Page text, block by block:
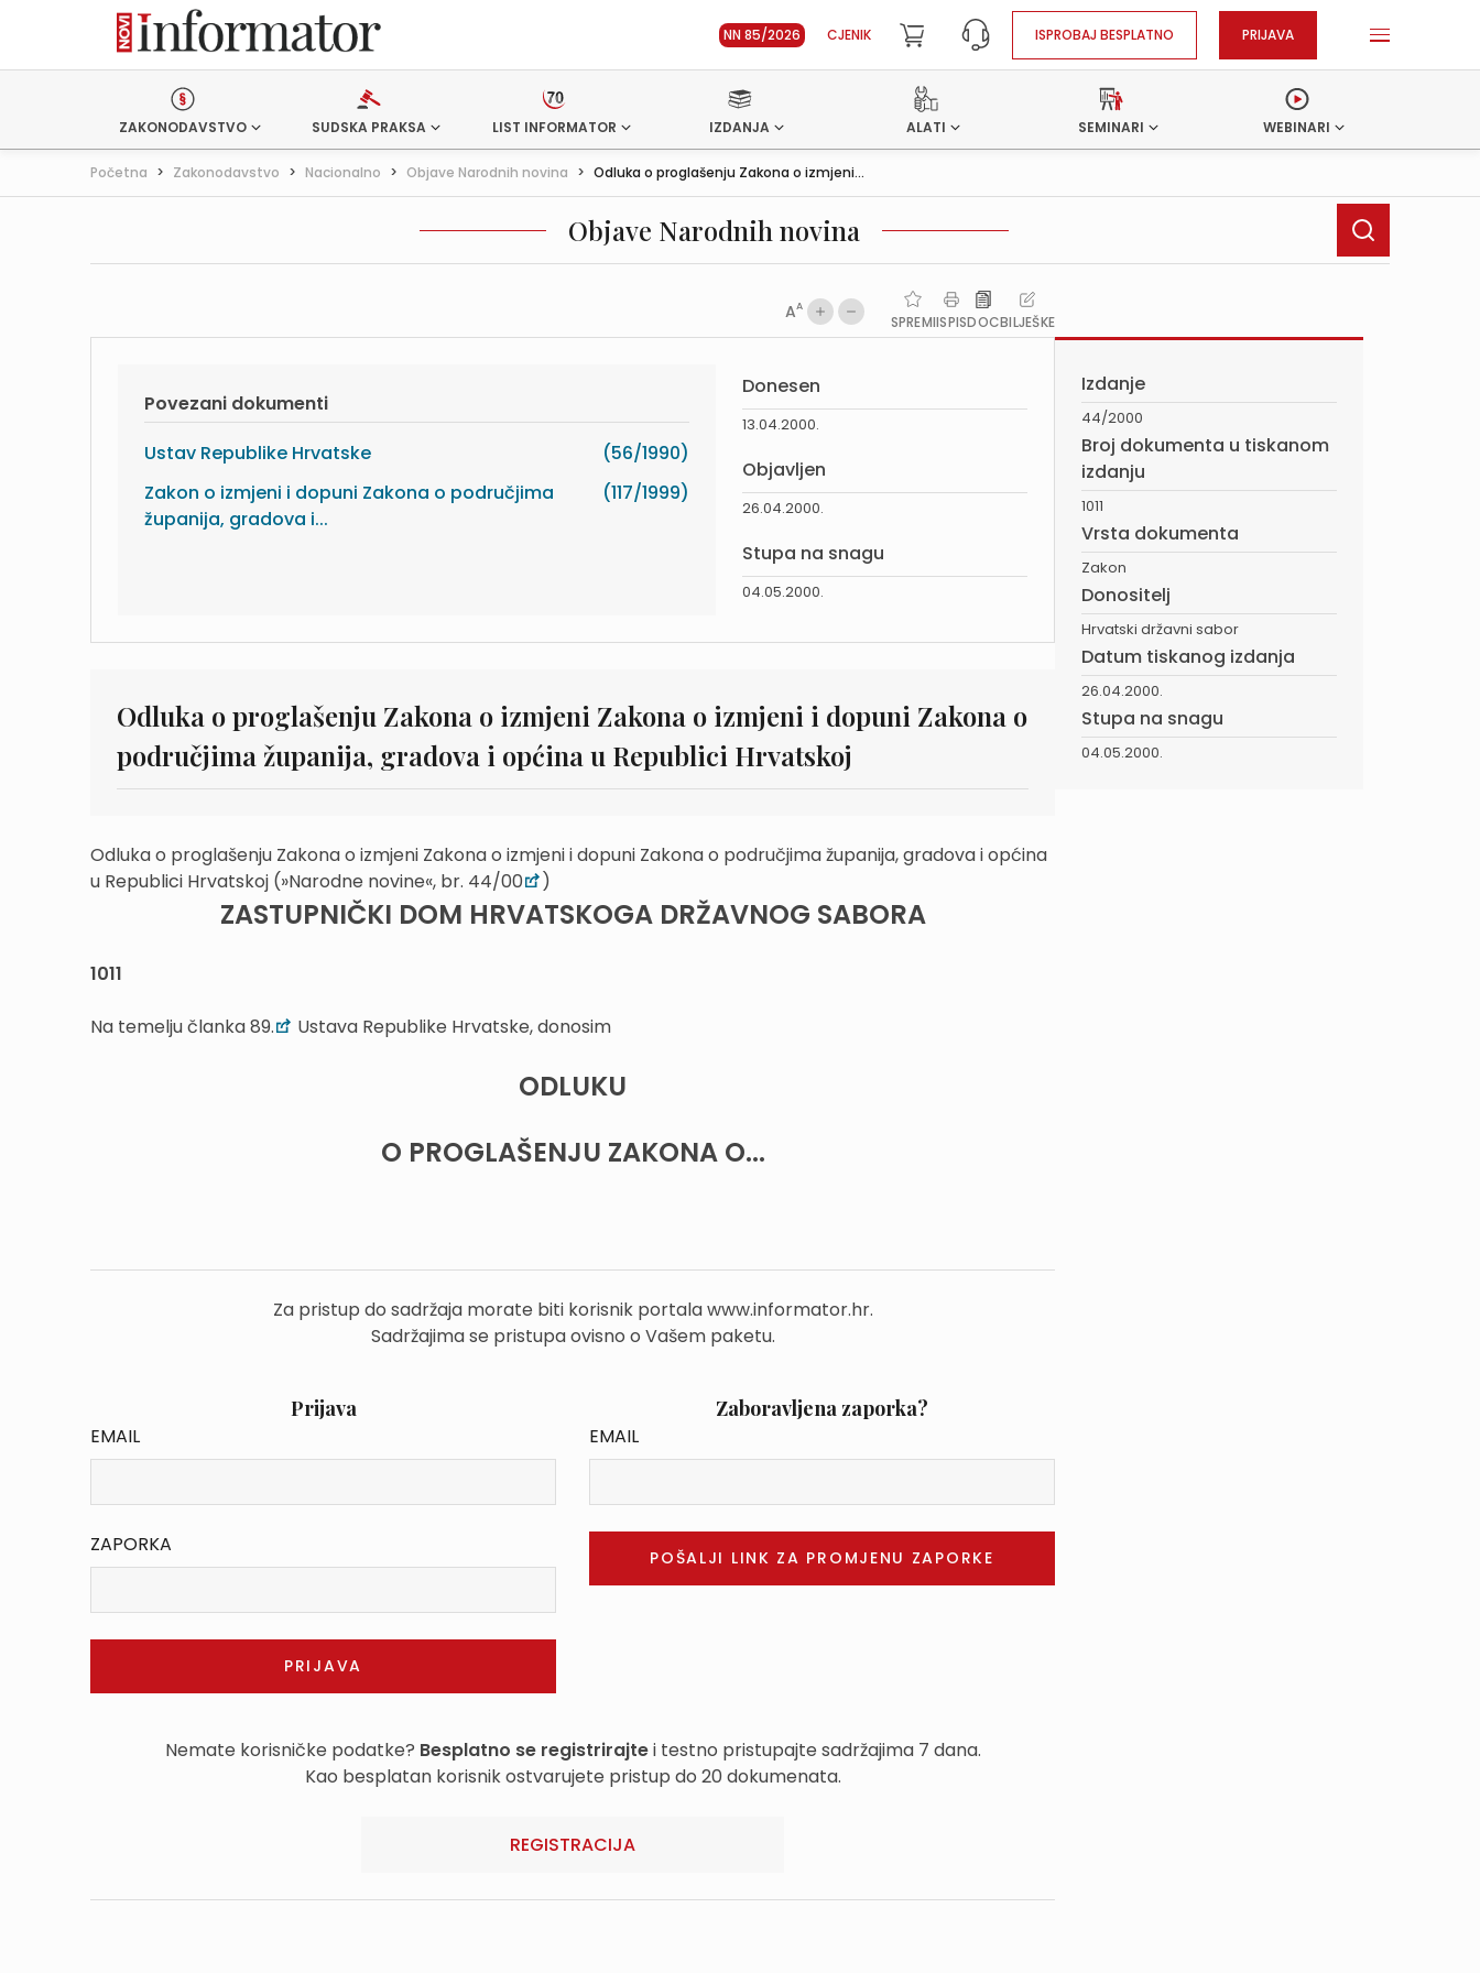
NN 85/2026 CJENIK ISPROBAJ BESPLATNO PRIJAVA
ZAKONODAVSTVO SUDSKA PRAKSA LIST INFORMATOR IZDANJA ALATI SEMINARI WEBINARI
Početna > Zakonodavstvo > Nacionalno > Objave Narodnih novina > Odluka o proglašenju Zakona o izmjeni...
Objave Narodnih novina
AA
SPREMIISPISDOCBILJEŠKE
Povezani dokumenti
Ustav Republike Hrvatske
(56/1990)
Zakon o izmjeni i dopuni Zakona o područjima
županija, gradova i...
(117/1999)
Donesen
13.04.2000.
Objavljen
26.04.2000.
Stupa na snagu
04.05.2000.
Odluka o proglašenju Zakona o izmjeni Zakona o izmjeni i dopuni Zakona o
područjima županija, gradova i općina u Republici Hrvatskoj
Odluka o proglašenju Zakona o izmjeni Zakona o izmjeni i dopuni Zakona o područjima županija, gradova i općina
u Republici Hrvatskoj (»Narodne novine«, br. 44/00
)
ZASTUPNIČKI DOM HRVATSKOGA DRŽAVNOG SABORA
1011
Na temelju članka 89. Ustava Republike Hrvatske, donosim
ODLUKU
O PROGLAŠENJU ZAKONA O...
Za pristup do sadržaja morate biti korisnik portala www.informator.hr.
Sadržajima se pristupa ovisno o Vašem paketu.
Prijava
EMAIL
ZAPORKA
Zaboravljena zaporka?
EMAIL
Nemate korisničke podatke? Besplatno se registrirajtei testno pristupajte sadržajima 7 dana.
Kao besplatan korisnik ostvarujete pristup do 20 dokumenata.
REGISTRACIJA
Izdanje
44/2000
Broj dokumenta u tiskanom
izdanju
1011
Vrsta dokumenta
Zakon
Donositelj
Hrvatski državni sabor
Datum tiskanog izdanja
26.04.2000.
Stupa na snagu
04.05.2000.